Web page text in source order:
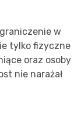
w
tylko fizyczne
oraz osoby
nie narażał